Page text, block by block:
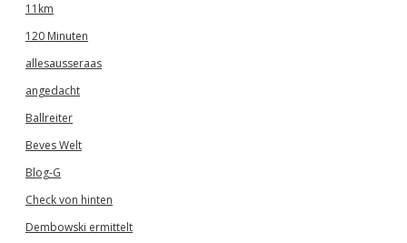
11km
120 Minuten
allesausseraas
angedacht
Ballreiter
Beves Welt
Blog-G
Check von hinten
Dembowski ermittelt